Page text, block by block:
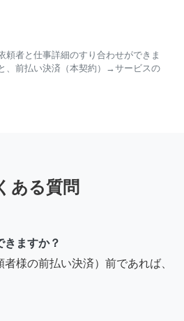
頼者と仕事詳細のすり合わせができま
、前払い決済（本契約）→サービスの
ある質問
きますか？
様の前払い決済）前であれば、